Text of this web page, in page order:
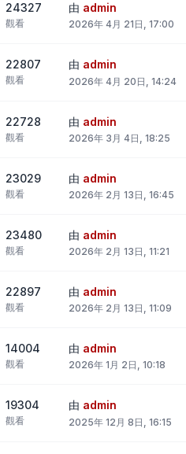
24327
觀看
由 admin
2026年 4月 21日, 17:00
22807
觀看
由 admin
2026年 4月 20日, 14:24
22728
觀看
由 admin
2026年 3月 4日, 18:25
23029
觀看
由 admin
2026年 2月 13日, 16:45
23480
觀看
由 admin
2026年 2月 13日, 11:21
22897
觀看
由 admin
2026年 2月 13日, 11:09
14004
觀看
由 admin
2026年 1月 2日, 10:18
19304
觀看
由 admin
2025年 12月 8日, 16:15